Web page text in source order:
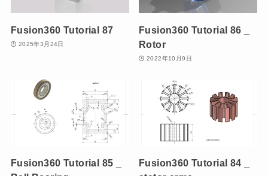
Fusion360 Tutorial 87
2025年3月24日
Fusion360 Tutorial 86 _
Rotor
2022年10月9日
Fusion360 Tutorial 85 _
Fusion360 Tutorial 84 _